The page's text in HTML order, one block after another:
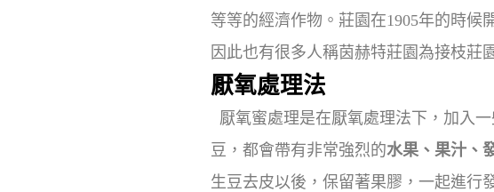
等等的經濟作物。莊園在1905年的時候
因此也有很多人稱茵赫特莊園為接枝莊
厭氧處理法
厭氧蜜處理是在厭氧處理法下，加入
豆，都會帶有非常強烈的水果、果汁、
生豆去皮以後，保留著果膠，一起進行